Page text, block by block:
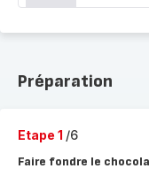
Préparation
Etape 1 /6
Faire fondre le